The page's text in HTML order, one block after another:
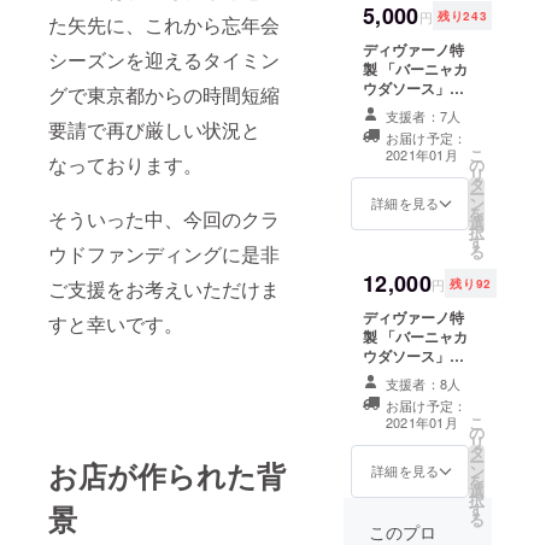
た矢先に、これから忘年会
シーズンを迎えるタイミン
グで東京都からの時間短縮
要請で再び厳しい状況と
なっております。
そういった中、今回のクラ
ウドファンディングに是非
ご支援をお考えいただけま
すと幸いです。
お店が作られた背
景
5,000円 残り243
ディヴァーノ特
製 「バーニャカ
ウダソース」
「アヒージョオ
イル」 「岩のり
クリームのパス
タソース」 各２
人前（計６個）
+ ディヴァーノ
支援者：7人
お届け予定：
2021年01月
詳細を見る
こ
の
リ
タ
ー
ン
を
選
択
す
る
12,000円 残り92
ディヴァーノ特
製 「バーニャカ
ウダソース」
「アヒージョオ
イル」 「岩のり
クリームのパス
タソース」 各５
人前（計１５
個） + ディ
+ 配送料
支援者：8人
お届け予定：
2021年01月
詳細を見る
こ
の
リ
タ
ー
ン
を
選
択
す
る
このプロ